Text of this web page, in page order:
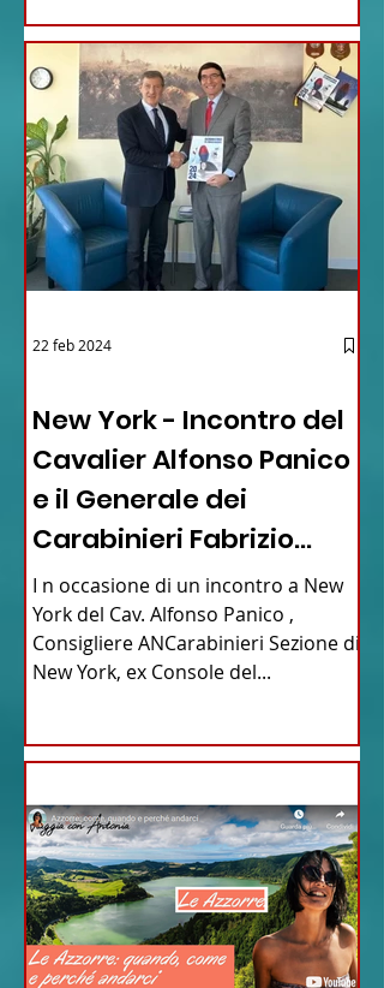
New York - Incontro del
Cavalier Alfonso Panico
e il Generale dei
Carabinieri Fabrizio
Parrulli
I n occasione di un incontro a New
York del Cav. Alfonso Panico ,
Consigliere ANCarabinieri Sezione di
New York, ex Console del...
22 feb 2024